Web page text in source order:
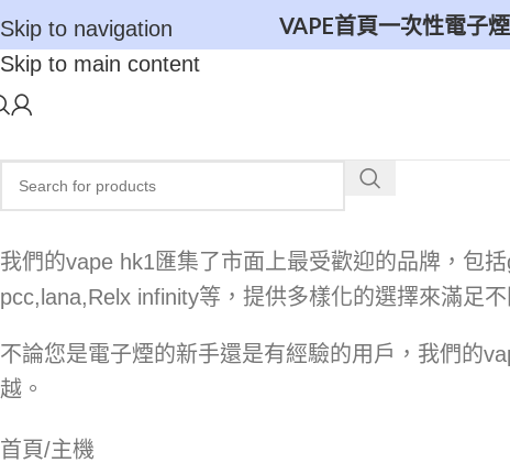
Skip to navigation
Skip to main content
VAPE首頁一次性電子煙
我們的vape hk1匯集了市面上最受歡迎的品牌，包
pcc,lana,Relx infinity等，提供多樣化的選擇來滿足不
不論您是電子煙的新手還是有經驗的用戶，我們的
越。
首頁 主機